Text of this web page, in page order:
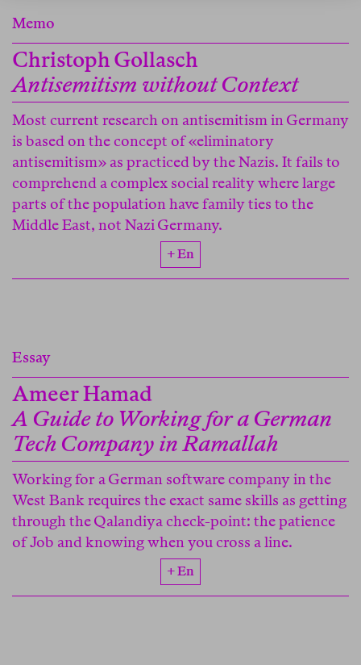
Memo
Christoph Gollasch
Antisemitism without Context
Most current research on antisemitism in Germany
is based on the concept of «eliminatory
antisemitism» as practiced by the Nazis. It fails to
comprehend a complex social reality where large
parts of the population have family ties to the
Middle East, not Nazi Germany.
+ En
Essay
Ameer Hamad
A Guide to Working for a German
Tech Company in Ramallah
Working for a German software company in the
West Bank requires the exact same skills as getting
through the Qalandiya check-point: the patience
of Job and knowing when you cross a line.
+ En